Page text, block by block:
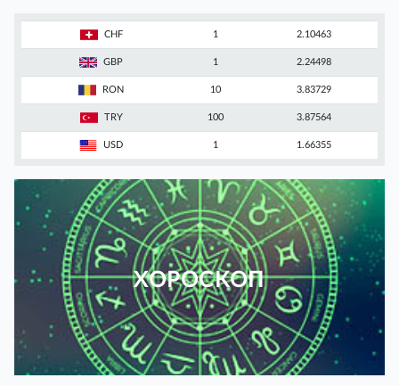
CHF 1 2.10463
GBP 1 2.24498
RON 10 3.83729
TRY 100 3.87564
USD 1 1.66355
ХОРОСКОП